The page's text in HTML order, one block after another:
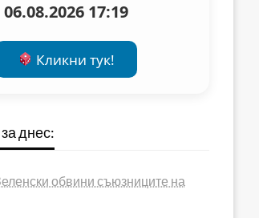
06.08.2026 17:19
Кликни тук!
днес:
обвини съюзниците на